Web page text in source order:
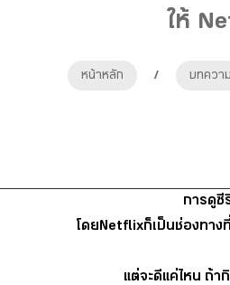
ให้
หน้าหลัก / บทควา
การดูซี
โดย Netflix ก็เป็นช่องทา
แต่จะดีแค่ไหน ถ้